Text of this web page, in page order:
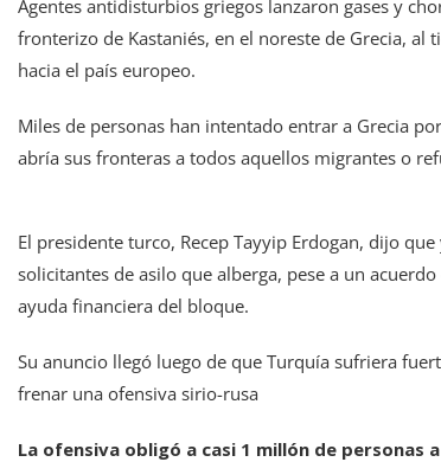
Agentes antidisturbios griegos lanzaron gases y
fronterizo de Kastaniés, en el noreste de Grecia,
hacia el país europeo.
Miles de personas han intentado entrar a Grecia
abría sus fronteras a todos aquellos migrantes o
El presidente turco, Recep Tayyip Erdogan, dijo
solicitantes de asilo que alberga, pese a un
ayuda financiera del bloque.
Su anuncio llegó luego de que Turquía sufriera
frenar una ofensiva sirio-rusa
La ofensiva obligó a casi 1 millón de personas